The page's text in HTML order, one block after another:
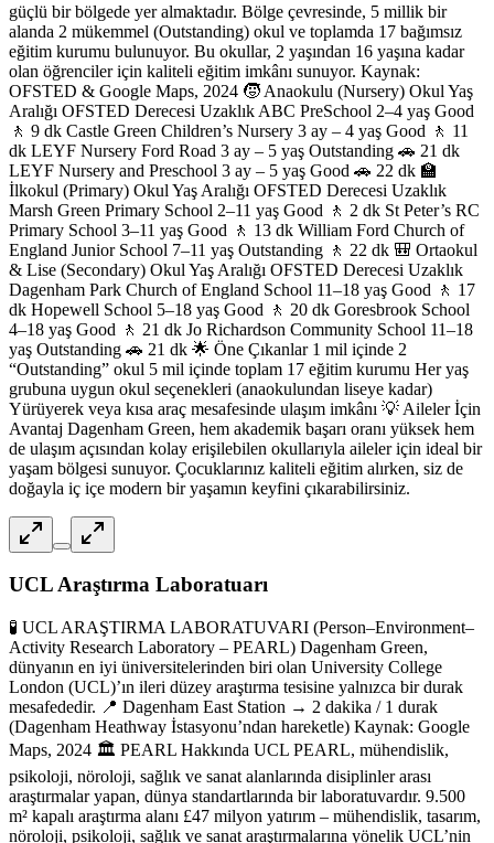
güçlü bir bölgede yer almaktadır. Bölge çevresinde, 5 millik bir
alanda 2 mükemmel (Outstanding) okul ve toplamda 17 bağımsız
eğitim kurumu bulunuyor. Bu okullar, 2 yaşından 16 yaşına kadar
olan öğrenciler için kaliteli eğitim imkânı sunuyor. Kaynak:
OFSTED & Google Maps, 2024 🧒 Anaokulu (Nursery) Okul Yaş
Aralığı OFSTED Derecesi Uzaklık ABC PreSchool 2–4 yaş Good
🚶 9 dk Castle Green Children’s Nursery 3 ay – 4 yaş Good 🚶 11
dk LEYF Nursery Ford Road 3 ay – 5 yaş Outstanding 🚗 21 dk
LEYF Nursery and Preschool 3 ay – 5 yaş Good 🚗 22 dk 🏫
İlkokul (Primary) Okul Yaş Aralığı OFSTED Derecesi Uzaklık
Marsh Green Primary School 2–11 yaş Good 🚶 2 dk St Peter’s RC
Primary School 3–11 yaş Good 🚶 13 dk William Ford Church of
England Junior School 7–11 yaş Outstanding 🚶 22 dk 🎒 Ortaokul
& Lise (Secondary) Okul Yaş Aralığı OFSTED Derecesi Uzaklık
Dagenham Park Church of England School 11–18 yaş Good 🚶 17
dk Hopewell School 5–18 yaş Good 🚶 20 dk Goresbrook School
4–18 yaş Good 🚶 21 dk Jo Richardson Community School 11–18
yaş Outstanding 🚗 21 dk 🌟 Öne Çıkanlar 1 mil içinde 2
“Outstanding” okul 5 mil içinde toplam 17 eğitim kurumu Her yaş
grubuna uygun okul seçenekleri (anaokulundan liseye kadar)
Yürüyerek veya kısa araç mesafesinde ulaşım imkânı 💡 Aileler İçin
Avantaj Dagenham Green, hem akademik başarı oranı yüksek hem
de ulaşım açısından kolay erişilebilen okullarıyla aileler için ideal bir
yaşam bölgesi sunuyor. Çocuklarınız kaliteli eğitim alırken, siz de
doğayla iç içe modern bir yaşamın keyfini çıkarabilirsiniz.
UCL Araştırma Laboratuarı
🧪 UCL ARAŞTIRMA LABORATUVARI (Person–Environment–
Activity Research Laboratory – PEARL) Dagenham Green,
dünyanın en iyi üniversitelerinden biri olan University College
London (UCL)’ın ileri düzey araştırma tesisine yalnızca bir durak
mesafededir. 📍 Dagenham East Station → 2 dakika / 1 durak
(Dagenham Heathway İstasyonu’ndan hareketle) Kaynak: Google
Maps, 2024 🏛️ PEARL Hakkında UCL PEARL, mühendislik,
psikoloji, nöroloji, sağlık ve sanat alanlarında disiplinler arası
araştırmalar yapan, dünya standartlarında bir laboratuvardır. 9.500
m² kapalı araştırma alanı £47 milyon yatırım – mühendislik, tasarım,
nöroloji, psikoloji, sağlık ve sanat araştırmalarına yönelik UCL’nin